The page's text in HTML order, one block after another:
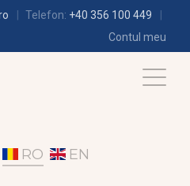
Telefon: +40 356 100 449
Contul meu
RO EN